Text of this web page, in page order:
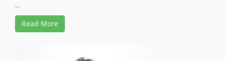
...
Read More